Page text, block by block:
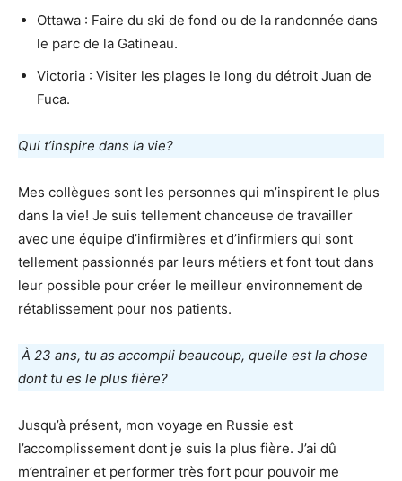
Ottawa : Faire du ski de fond ou de la randonnée dans
le parc de la Gatineau.
Victoria : Visiter les plages le long du détroit Juan de
Fuca.
Qui t’inspire dans la vie?
Mes collègues sont les personnes qui m’inspirent le plus
dans la vie! Je suis tellement chanceuse de travailler
avec une équipe d’infirmières et d’infirmiers qui sont
tellement passionnés par leurs métiers et font tout dans
leur possible pour créer le meilleur environnement de
rétablissement pour nos patients.
À 23 ans, tu as accompli beaucoup, quelle est la chose
dont tu es le plus fière?
Jusqu’à présent, mon voyage en Russie est
l’accomplissement dont je suis la plus fière. J’ai dû
m’entraîner et performer très fort pour pouvoir me